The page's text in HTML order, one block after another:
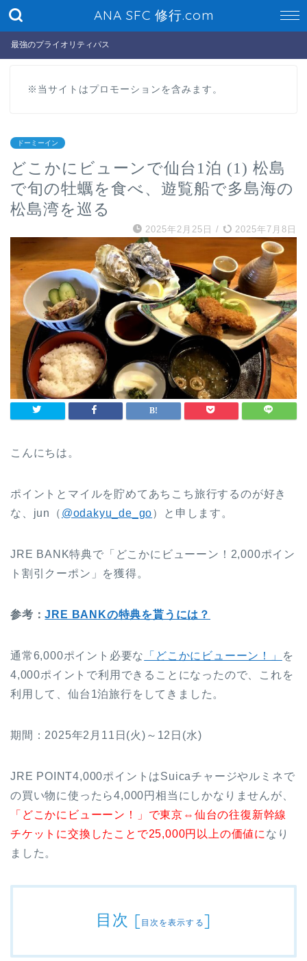
ANA SFC 修行.com
最強のプライオリティパス
※当サイトはプロモーションを含みます。
ドーミーイン
どこかにビューンで仙台1泊 (1) 松島
で旬の牡蠣を食べ、遊覧船で多島海の
松島湾を巡る
2025年2月25日 / 2025年7月8日
こんにちは。
ポイントとマイルを貯めてあちこち旅行するのが好き
な、jun（ @odakyu_de_go）と申します。
JRE BANK特典で「どこかにビューーン！2,000ポイン
ト割引クーポン」を獲得。
参考：JRE BANKの特典を貰うには？
通常6,000ポイント必要な 「どこかにビューーン！」
を
4,000ポイントで利用できることになったので、これを
利用して、仙台1泊旅行をしてきました。
期間：2025年2月11日(火)～12日(水)
JRE POINT4,000ポイントはSuicaチャージやルミネで
の買い物に使ったら4,000円相当にしかなりませんが、
「どこかにビューーン！」で東京⇔仙台の往復新幹線
チケットに交換したことで25,000円以上の価値に なり
ました。
目次 [目次を表示する]